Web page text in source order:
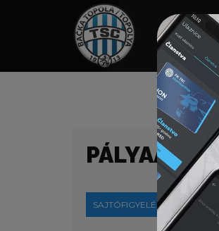
HOME
SAJTÓFIGYELÉS 2019-11-